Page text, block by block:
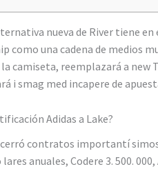
nueva de River tiene
como una cadena de medios
la camiseta, reemplazará a
i smag med incapere de
Adidas a Lake?
cerró contratos importantí
anuales, Codere 3. 500.